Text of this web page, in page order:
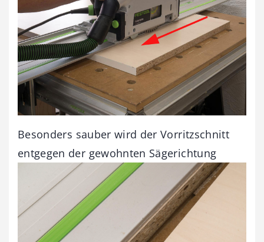
Besonders sauber wird der Vorritzschnitt
entgegen der gewohnten Sägerichtung